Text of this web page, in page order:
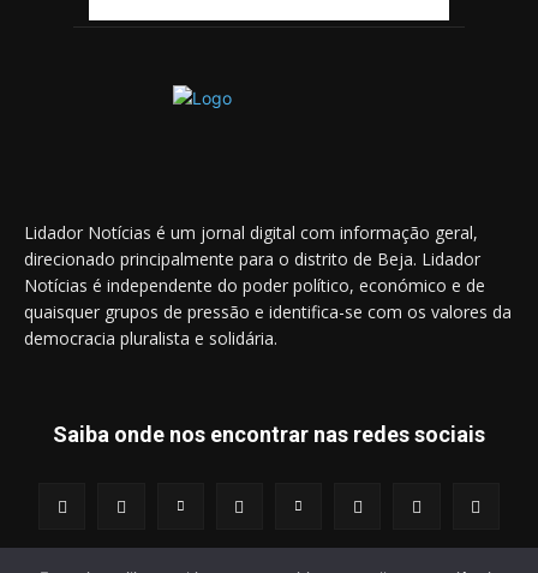
Lidador Notícias é um jornal digital com informação geral,
direcionado principalmente para o distrito de Beja. Lidador
Notícias é independente do poder político, económico e de
quaisquer grupos de pressão e identifica-se com os valores da
democracia pluralista e solidária.
Saiba onde nos encontrar nas redes sociais